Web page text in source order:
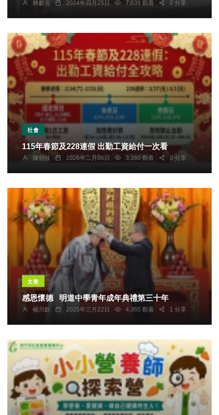
林獻元 2024年四月25日 7,039 觀看 0 分享
社會
115年春節及228連假 出勤工資給付一次看
陳朝枝 2026年二月06日 3,360 觀看 0 分享
文教
感恩懷德 明道中學青年成年典禮第三十年
楊川欽 2025年三月22日 4,365 觀看 1 分享